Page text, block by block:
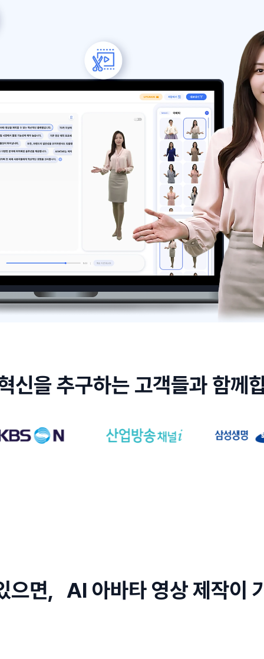
신을 추구하는 고객들과 함께
으면, AI 아바타 영상 제작이